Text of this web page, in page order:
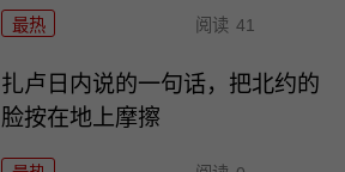
最热 阅读 41
扎卢日内说的一句话，把北约的
脸按在地上摩擦